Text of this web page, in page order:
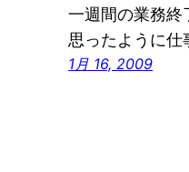
一週間の業務終
思ったように
1月 16, 2009